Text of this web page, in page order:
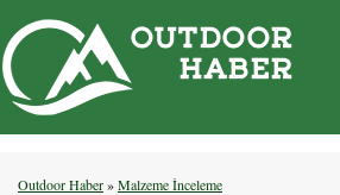
İçeriğe
atla
Outdoor Haber»Malzeme İnceleme